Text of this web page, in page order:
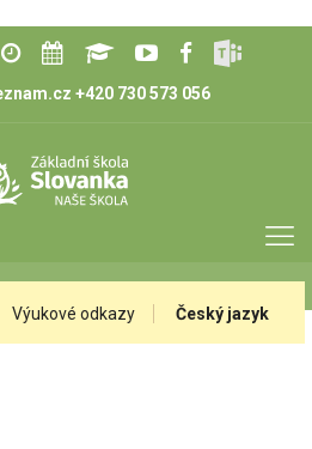
+420 730 573 056
Výukové odkazy Český jazyk